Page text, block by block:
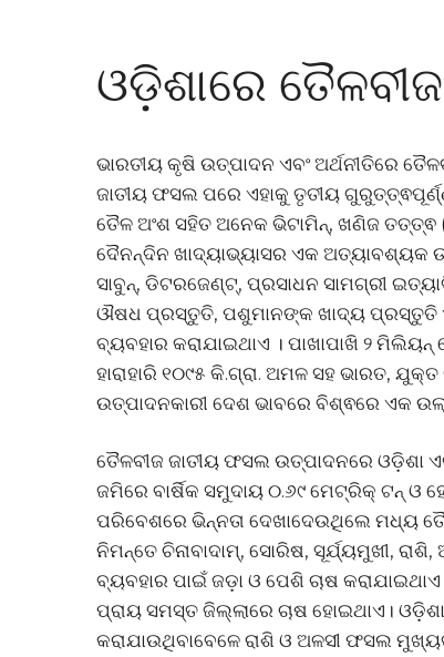
ଓଡ଼ିଶାରେ
ଭାରତୀୟ କୃଷି ଉତ୍ପାଦନ ଏବଂ ଅର୍ଥନୀତିରେ
ଜାତୀୟ ଫସଲ ପରେ ଏହାକୁ ତୃତୀୟ
ତୈଳ ଅଂଶ ସହିତ ଅନେକ ଭିଟାମିନ୍, ଖଣିଜ
ଦୈନନ୍ଦିନ ଖାଦ୍ୟାଭ୍ୟାସର ଏକ
ସାବୁନ୍, ଡିଟରଜେଣ୍ଟ୍, ପ୍ରସାଧନ ସାମଗ୍ରୀ
ଔଷଧ ପ୍ରସ୍ତୁତି, ପଶୁମାନଙ୍କ ଖାଦ୍ୟ ପ୍ରସ୍ତୁତି
ବ୍ୟବହାର କରାଯାଇଥାଏ । ପାଖାପାଖି ୨
ହାରାହାରି ୧୦୯୫ କି.ଗ୍ରା. ଅମଳ ସହ ଭାରତ,
ଉତ୍ପାଦନକାରୀ ଦେଶ ଭାବରେ ବିଶ୍ଵରେ ଏକ
ତୈଳବୀଜ ଜାତୀୟ ଫସଲ ଉତ୍ପାଦନରେ ଓଡ଼ିଶା
ଜମିରେ ବାର୍ଷିକ ସମୁଦାୟ ୦.୬୯ ମେଟ୍ରିକ୍ ଟନ୍ ଓ
ପରିବେଶରେ ଭିନ୍ନତା ଦେଖାଦେଉଥିଲେ ମଧ୍ୟ
ନିମନ୍ତେ ଚିନାବାଦାମ୍, ସୋରିଷ, ସୂର୍ଯ୍ୟମୁଖୀ,
ବ୍ୟବହାର ପାଇଁ ଜଡ଼ା ଓ ପେଶି ଚାଷ
ପ୍ରାୟ ସମସ୍ତ ଜିଲ୍ଲାରେ ଚାଷ ହୋଇଥାଏ।
କରାଯାଉଥିବାବେଳେ ରାଶି ଓ ଅଳସୀ ଫସଲ